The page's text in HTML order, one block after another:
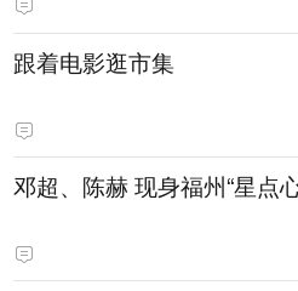
跟着电影逛市集
邓超、陈赫 现身福州“星点